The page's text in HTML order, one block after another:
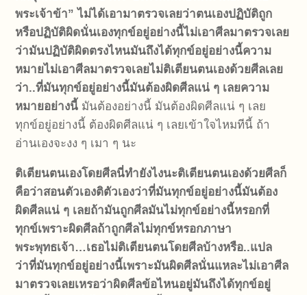
พระเจ้าข้า” ไม่ได้เอามาตรวจเลยว่าตนเองปฏิบัติถูก
หรือปฏิบัติผิดนั่นเองทุกข์อยู่อย่างนี้ไม่เอาศีลมาตรวจเลย
ว่ามันปฏิบัติผิดตรงไหนมันถึงได้ทุกข์อยู่อย่างนี้ความ
หมายไม่เอาศีลมาตรวจเลยไม่ติเตียนตนเองด้วยศีลเลย
ว่า..ที่มันทุกข์อยู่อย่างนี้มันต้องผิดศีลแน่ ๆ เลยความ
หมายอย่างนี้ มันต้องอย่างนี้ มันต้องผิดศีลแน่ ๆ เลย
ทุกข์อยู่อย่างนี้ ต้องผิดศีลแน่ ๆ เลยเข้าใจไหมทีนี้ ถ้า
อ่านเองจะงง ๆ เมา ๆ นะ
ติเตียนตนเองโดยศีลนี่ทำยังไงนะติเตียนตนเองด้วยศีลก็
คือว่าสอนตัวเองติตัวเองว่าที่มันทุกข์อยู่อย่างนี้มันต้อง
ผิดศีลแน่ ๆ เลยถ้ามันถูกศีลมันไม่ทุกข์อย่างนี้หรอกที่
ทุกข์เพราะผิดศีลถ้าถูกศีลไม่ทุกข์หรอกภาษา
พระพุทธเจ้า…เธอไม่ติเตียนตนโดยศีลบ้างหรือ..แปล
ว่าที่มันทุกข์อยู่อย่างนี้เพราะมันผิดศีลนั่นแหละไม่เอาศีล
มาตรวจเลยเหรอว่าผิดศีลข้อไหนอยู่มันถึงได้ทุกข์อยู่